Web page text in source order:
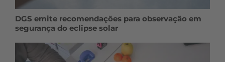
DGS emite recomendações para observação em
segurança do eclipse solar